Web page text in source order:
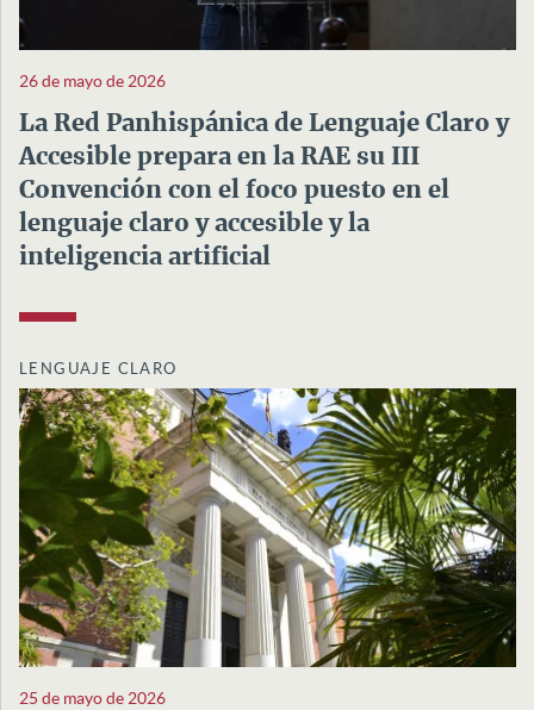
26 de mayo de 2026
La Red Panhispánica de Lenguaje Claro y
Accesible prepara en la RAE su III
Convención con el foco puesto en el
lenguaje claro y accesible y la
inteligencia artificial
LENGUAJE CLARO
25 de mayo de 2026